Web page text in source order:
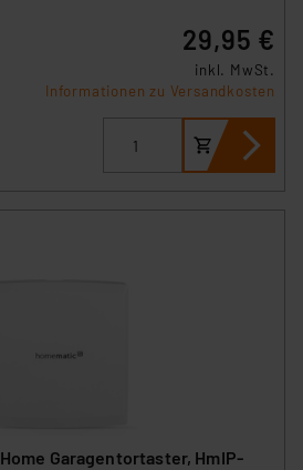
29,95 €
inkl. MwSt.
Informationen zu Versandkosten
Garagentortaster, HmIP-